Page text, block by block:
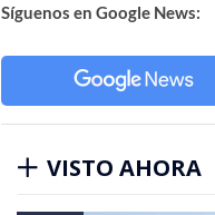
Síguenos en Google News:
VISTO AHORA